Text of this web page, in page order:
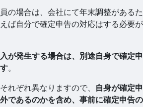
の場合は、会社にて年末調整があるた
ば自分で確定申告の対応はする必要が
が発生する場合は、別途自身で確定申
。
れぞれ異なりますので、
自身が確定申
であるのかを含め、事前に確定申告の